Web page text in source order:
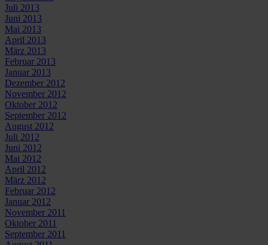
Juli 2013
Juni 2013
Mai 2013
April 2013
März 2013
Februar 2013
Januar 2013
Dezember 2012
November 2012
Oktober 2012
September 2012
August 2012
Juli 2012
Juni 2012
Mai 2012
April 2012
März 2012
Februar 2012
Januar 2012
November 2011
Oktober 2011
September 2011